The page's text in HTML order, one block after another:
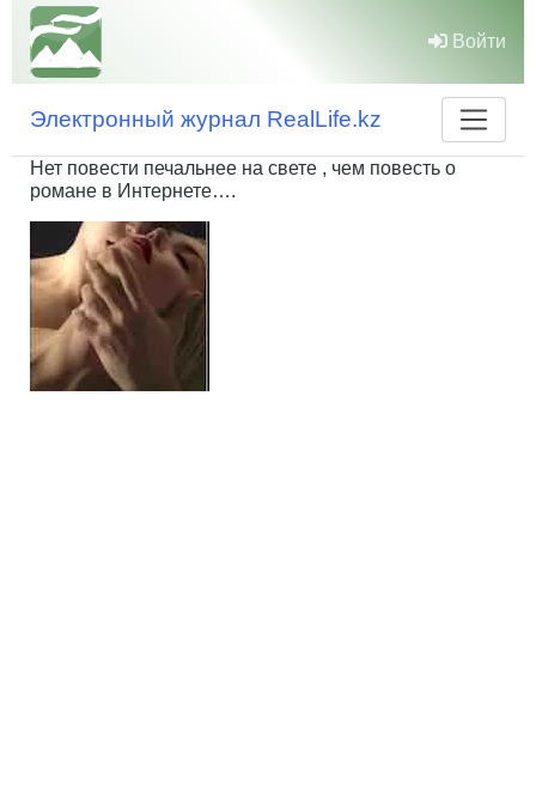
Войти
Электронный журнал RealLife.kz
Нет повести печальнее на свете , чем повесть о
романе в Интернете….